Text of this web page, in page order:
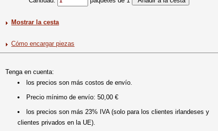
Mostrar la cesta
Cómo encargar piezas
Tenga en cuenta:
los precios son más costos de envío.
Precio mínimo de envío: 50,00 €
los precios son más 23% IVA (solo para los clientes irlandeses y
clientes privados en la UE).